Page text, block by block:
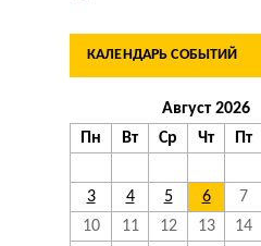
КАЛЕНДАРЬ СОБЫТИЙ
Август 2026
Пн
Вт Ср Чт Пт
3
4 5 6 7
10
11 12 13 14